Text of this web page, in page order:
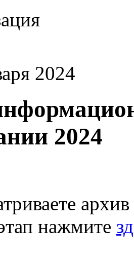
2024
2024
нажмите